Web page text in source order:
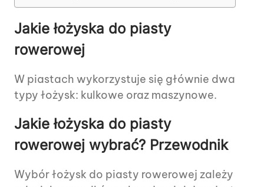
Jakie łożyska do piasty
rowerowej
W piastach wykorzystuje się głównie dwa
typy łożysk: kulkowe oraz maszynowe.
Jakie łożyska do piasty
rowerowej wybrać? Przewodnik
Wybór łożysk do piasty rowerowej zależy